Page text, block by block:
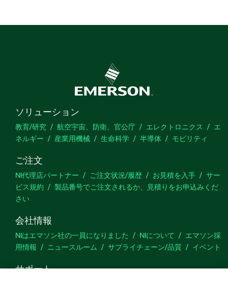
ソリューション
教育/研究 航空宇宙、防衛、官公庁 エレクトロニクス
エ
ネルギー
産業用機械 生命科学 半導体 モビリティ
ご注文
NI代理店パートナー ご注文状況/履歴 お見積を入手
サー
ビス規約
製品番号でご注文されるか、見積りをお申込みくだ
さい
会社情報
NIはエマソン社の一員になりました NIについて
エマソン採
用情報
ニュースルーム サプライチェーン/品質 イベント
サポート